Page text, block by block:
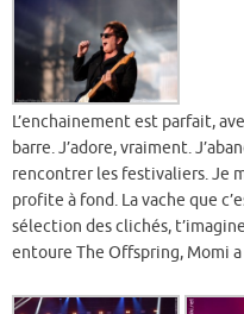
L’enchainement est parfait,
barre. J’adore, vraiment.
rencontrer les festivaliers. Je
profite à fond. La vache que
sélection des clichés,
entoure The Offspring, Momi